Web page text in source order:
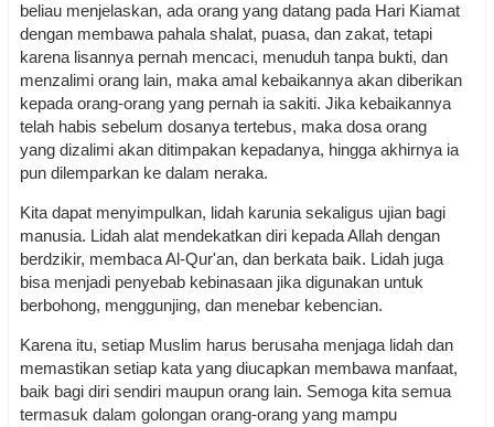
beliau menjelaskan, ada orang yang datang pada Hari Kiamat
dengan membawa pahala shalat, puasa, dan zakat, tetapi
karena lisannya pernah mencaci, menuduh tanpa bukti, dan
menzalimi orang lain, maka amal kebaikannya akan diberikan
kepada orang-orang yang pernah ia sakiti. Jika kebaikannya
telah habis sebelum dosanya tertebus, maka dosa orang
yang dizalimi akan ditimpakan kepadanya, hingga akhirnya ia
pun dilemparkan ke dalam neraka.
Kita dapat menyimpulkan, lidah karunia sekaligus ujian bagi
manusia. Lidah alat mendekatkan diri kepada Allah dengan
berdzikir, membaca Al-Qur'an, dan berkata baik. Lidah juga
bisa menjadi penyebab kebinasaan jika digunakan untuk
berbohong, menggunjing, dan menebar kebencian.
Karena itu, setiap Muslim harus berusaha menjaga lidah dan
memastikan setiap kata yang diucapkan membawa manfaat,
baik bagi diri sendiri maupun orang lain. Semoga kita semua
termasuk dalam golongan orang-orang yang mampu